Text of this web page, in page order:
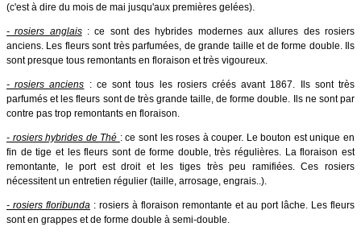
(c'est à dire du mois de mai jusqu'aux premières gelées).
- rosiers anglais: ce sont des hybrides modernes aux allures des rosiers
anciens. Les fleurs sont très parfumées, de grande taille et de forme double. Ils
sont presque tous remontants en floraison et très vigoureux.
- rosiers anciens : ce sont tous les rosiers créés avant 1867. Ils sont très
parfumés et les fleurs sont de très grande taille, de forme double. Ils ne sont par
contre pas trop remontants en floraison.
- rosiers hybrides de Thé : ce sont les roses à couper. Le bouton est unique en
fin de tige et les fleurs sont de forme double, très régulières. La floraison est
remontante, le port est droit et les tiges très peu ramifiées. Ces rosiers
nécessitent un entretien régulier (taille, arrosage, engrais..).
- rosiers floribunda : rosiers à floraison remontante et au port lâche. Les fleurs
sont en grappes et de forme double à semi-double.